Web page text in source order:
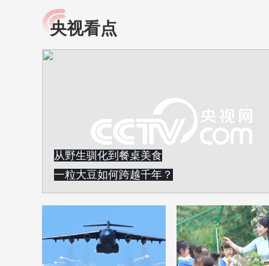
小央视频
央视网原创视频子品牌，
提高全民健康素养水
知识！
央视看点
从野生驯化到餐桌美食
一粒大豆如何跨越千年？